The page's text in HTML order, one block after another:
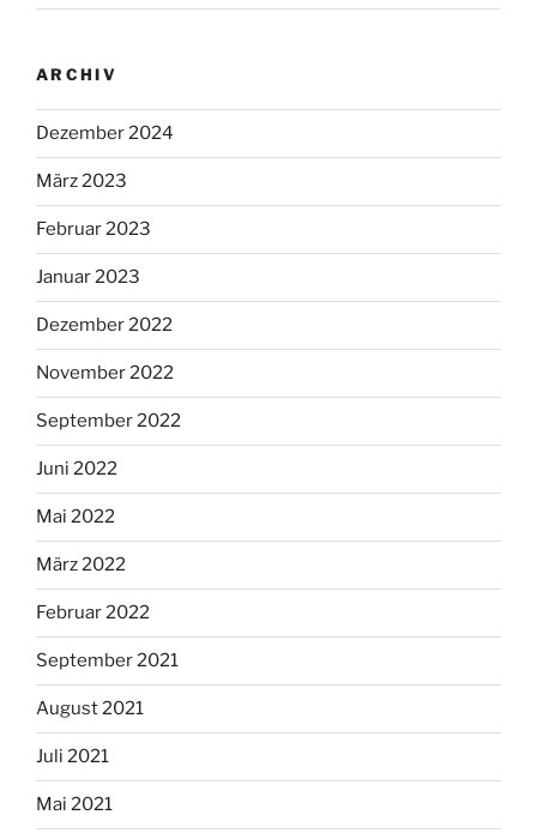
ARCHIV
Dezember 2024
März 2023
Februar 2023
Januar 2023
Dezember 2022
November 2022
September 2022
Juni 2022
Mai 2022
März 2022
Februar 2022
September 2021
August 2021
Juli 2021
Mai 2021